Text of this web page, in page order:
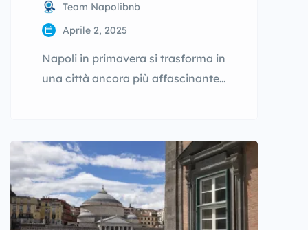
Team Napolibnb
Aprile 2, 2025
Napoli in primavera si trasforma in
una città ancora più affascinante,
strade e un calendario ricco di
eventi. Aprile è un mese perfetto
per visitare la città, tra le
celebrazioni della Pasqua e le
prime giornate all’aria aperta.